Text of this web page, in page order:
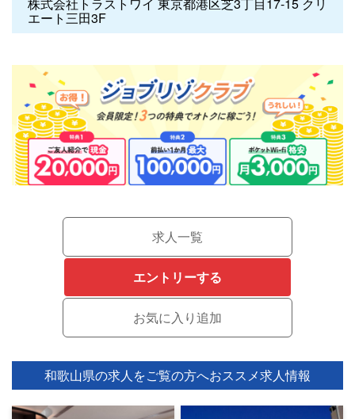
株式会社トラストワイ 東京都港区芝3丁目17-15 クリ
エート三田3F
求人一覧
エントリーする
和歌山県の求人をご覧の方へおススメ求人情報